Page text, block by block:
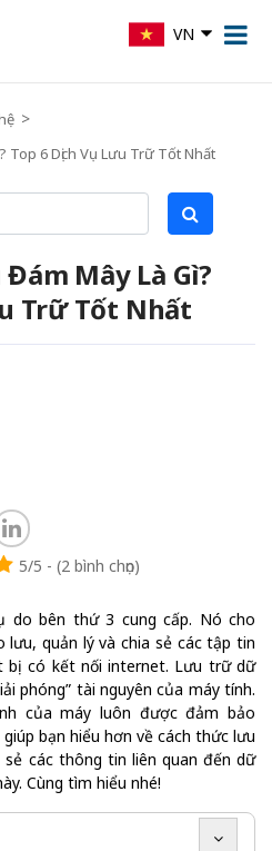
VN
Top 6 Dịch Vụ Lưu Trữ Tốt Nhất
Mây Là Gì?
Trữ Tốt Nhất
5/5 - (2 bình chọn)
do bên thứ 3 cung cấp. Nó cho
quản lý và chia sẻ các tập tin
có kết nối internet. Lưu trữ dữ
phóng” tài nguyên của máy tính.
của máy luôn được đảm bảo
bạn hiểu hơn về cách thức lưu
các thông tin liên quan đến dữ
Cùng tìm hiểu nhé!